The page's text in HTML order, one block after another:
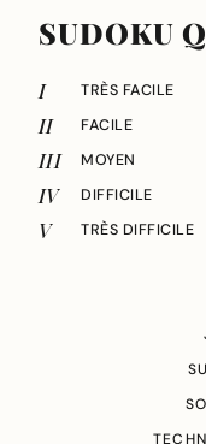
SUDOKU
I TRÈS FACILE
II FACILE
III MOYEN
IV DIFFICILE
V
TRÈS DIFFICILE